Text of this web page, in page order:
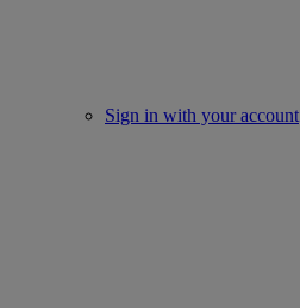
Sign in with your account